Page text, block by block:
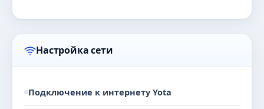
Настройка сети
Подключение к интернету Yota